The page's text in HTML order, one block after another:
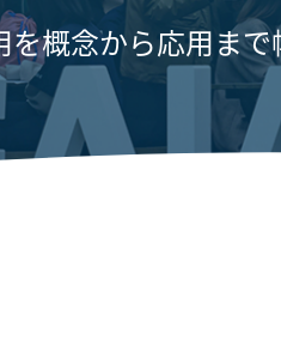
ンフルエンサーPR
広告運用
を概念から応用ま